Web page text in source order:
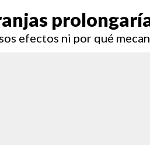
efectos ni por qué